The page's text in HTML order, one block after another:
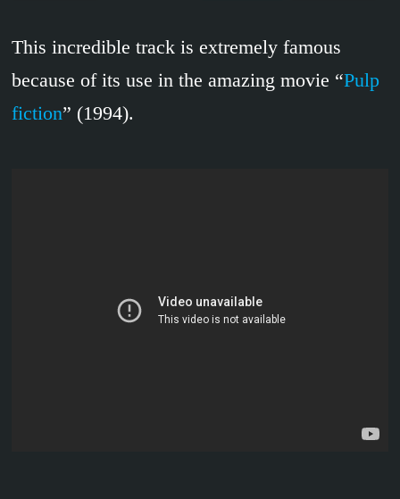
This incredible track is extremely famous
because of its use in the amazing movie “Pulp
fiction” (1994).